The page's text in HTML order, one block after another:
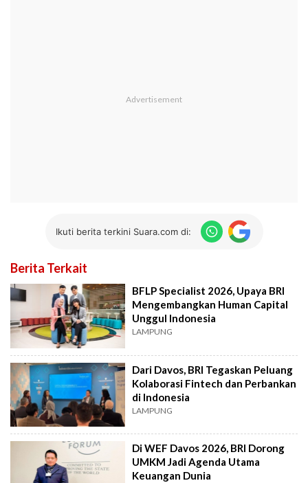
Ikuti berita terkini Suara.com di:
Berita Terkait
BFLP Specialist 2026, Upaya BRI
Mengembangkan Human Capital
Unggul Indonesia
LAMPUNG
Dari Davos, BRI Tegaskan Peluang
Kolaborasi Fintech dan Perbankan
di Indonesia
LAMPUNG
Di WEF Davos 2026, BRI Dorong
UMKM Jadi Agenda Utama
Keuangan Dunia